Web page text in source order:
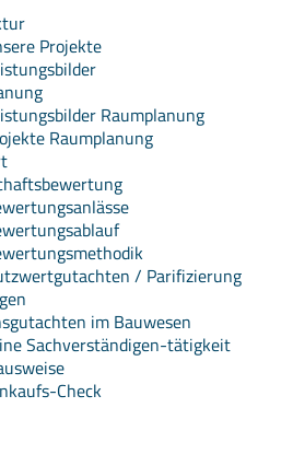
Projekte
Raumplanung
Raumplanung
/ Parifizierung
im Bauwesen
Sachverständigen-tätigkeit
Check